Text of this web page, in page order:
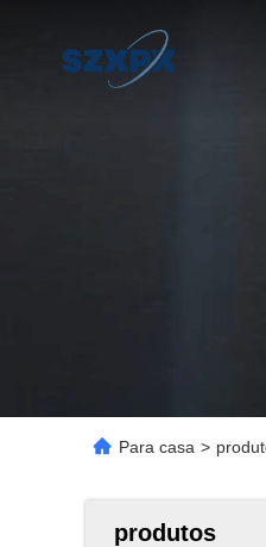
Para casa >
produtos